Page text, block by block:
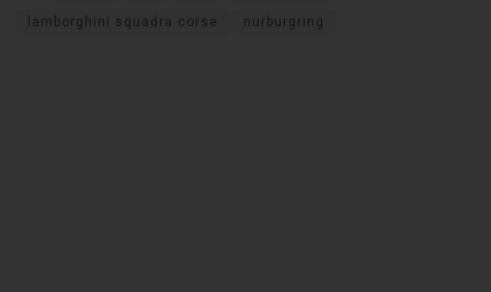
lamborghini squadra corse nurburgring